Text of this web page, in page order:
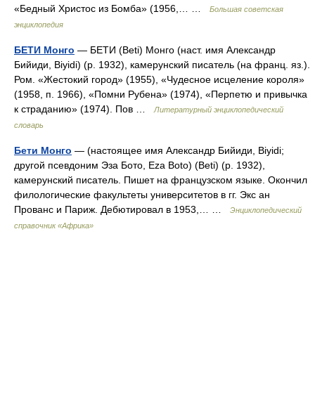
«Бедный Христос из Бомба» (1956,… …
Большая советская
энциклопедия
БЕТИ Монго — БЕТИ (Beti) Монго (наст. имя Александр
Бийиди, Biyidi) (р. 1932), камерунский писатель (на франц. яз.).
Ром. «Жестокий город» (1955), «Чудесное исцеление короля»
(1958, п. 1966), «Помни Рубена» (1974), «Перпетю и привычка
к страданию» (1974). Пов …
Литературный энциклопедический
словарь
Бети Монго — (настоящее имя Александр Бийиди, Biyidi;
другой псевдоним Эза Бото, Eza Boto) (Beti) (р. 1932),
камерунский писатель. Пишет на французском языке. Окончил
филологические факультеты университетов в гг. Экс ан
Прованс и Париж. Дебютировал в 1953,… …
Энциклопедический
справочник «Африка»